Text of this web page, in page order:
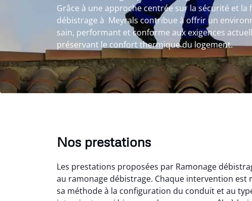
Grâce à une approche centrée sur la sécurité et la
débistrage à Meyrals contribue à offrir un
sain, performant et conforme aux exigences
préservant le confort thermique du logement.
Nos prestations
Les prestations proposées par Ramonage
au ramonage débistrage. Chaque intervention
sa méthode à la configuration du conduit et au